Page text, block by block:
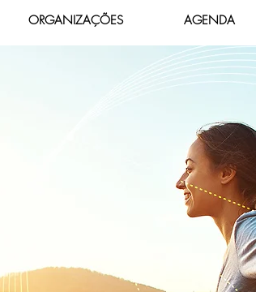
ORGANIZAÇÕES AGENDA